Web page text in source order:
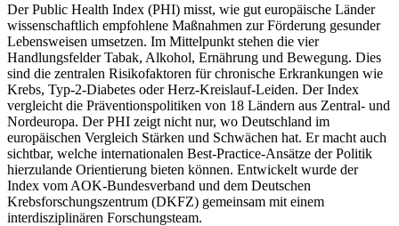
Der Public Health Index (PHI) misst, wie gut europäische Länder
wissenschaftlich empfohlene Maßnahmen zur Förderung gesunder
Lebensweisen umsetzen. Im Mittelpunkt stehen die vier
Handlungsfelder Tabak, Alkohol, Ernährung und Bewegung. Dies
sind die zentralen Risikofaktoren für chronische Erkrankungen wie
Krebs, Typ-2-Diabetes oder Herz-Kreislauf-Leiden. Der Index
vergleicht die Präventionspolitiken von 18 Ländern aus Zentral- und
Nordeuropa. Der PHI zeigt nicht nur, wo Deutschland im
europäischen Vergleich Stärken und Schwächen hat. Er macht auch
sichtbar, welche internationalen Best-Practice-Ansätze der Politik
hierzulande Orientierung bieten können. Entwickelt wurde der
Index vom AOK-Bundesverband und dem Deutschen
Krebsforschungszentrum (DKFZ) gemeinsam mit einem
interdisziplinären Forschungsteam.